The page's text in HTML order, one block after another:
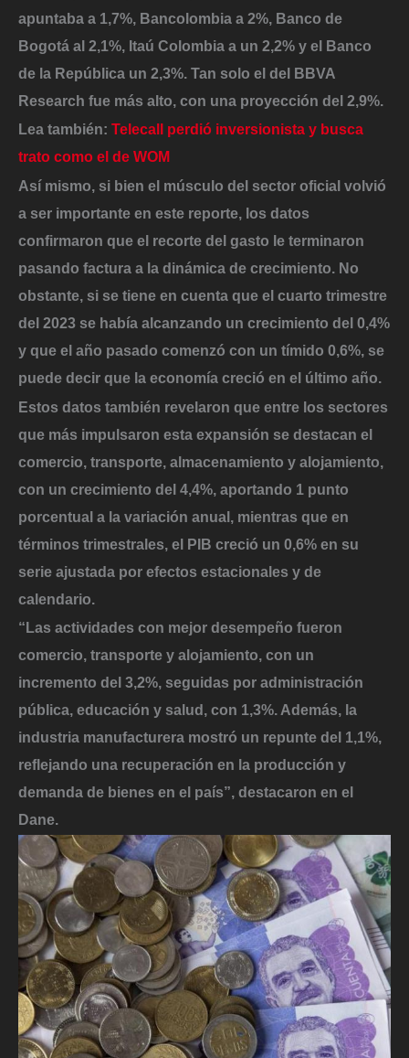
apuntaba a 1,7%, Bancolombia a 2%, Banco de
Bogotá al 2,1%, Itaú Colombia a un 2,2% y el Banco
de la República un 2,3%. Tan solo el del BBVA
Research fue más alto, con una proyección del 2,9%.
Lea también: Telecall perdió inversionista y busca
trato como el de WOM
Así mismo, si bien el músculo del sector oficial volvió
a ser importante en este reporte, los datos
confirmaron que el recorte del gasto le terminaron
pasando factura a la dinámica de crecimiento. No
obstante, si se tiene en cuenta que el cuarto trimestre
del 2023 se había alcanzando un crecimiento del 0,4%
y que el año pasado comenzó con un tímido 0,6%, se
puede decir que la economía creció en el último año.
Estos datos también revelaron que entre los sectores
que más impulsaron esta expansión se destacan el
comercio, transporte, almacenamiento y alojamiento,
con un crecimiento del 4,4%, aportando 1 punto
porcentual a la variación anual, mientras que en
términos trimestrales, el PIB creció un 0,6% en su
serie ajustada por efectos estacionales y de
calendario.
“Las actividades con mejor desempeño fueron
comercio, transporte y alojamiento, con un
incremento del 3,2%, seguidas por administración
pública, educación y salud, con 1,3%. Además, la
industria manufacturera mostró un repunte del 1,1%,
reflejando una recuperación en la producción y
demanda de bienes en el país”, destacaron en el
Dane.